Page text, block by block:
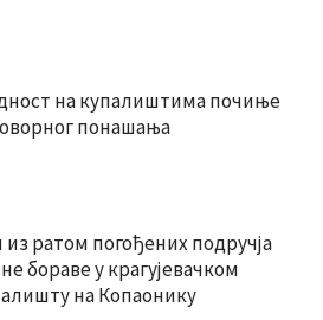
на купалиштима почиње
понашања
ратом погођених подручја
бораве у крагујевачком
на Копаонику